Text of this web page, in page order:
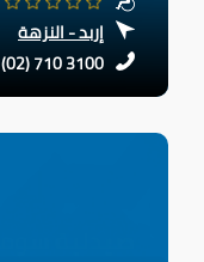
إربد - النزهة
(02) 710 3100